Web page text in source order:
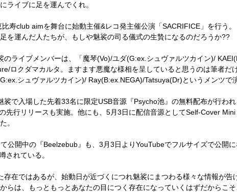
ライブに足を運んでくれ。
比寿club aimを舞台に始動主催&レコ発主催公演「SACRIFICE 」を行う。
を運んだ人たちが、もしや魅裟の司る儀式の生贄になるのだろうか??
のライブメンバーは、「魔琴(Vo)/ユダ(G:ex. シュヴァルツカイン)/
ロクダマカルタ。ますます悪魔な様相を呈していると思うのは筆者だ
シュヴァルツカイン)/ Ray(B:ex.NEGA)/Tatsuya(Dr)というメンツで
裟で入場した先着33名に限定USB音源『Psycho池』の無料配布が行われ
先行リリースも実施。他にも、 5月3日に配信音源としてSelf-Cover Mini
。
公開中の『Beelzebub』も、 3 月3日よりYouTubeでフルサイズで公開
されている。
存在ではあるが、始動日が近づくにつれ魅裟にまつわる様々な情報が
らは、もっともっとあなたの目につく存在になっていくはずだからこそ